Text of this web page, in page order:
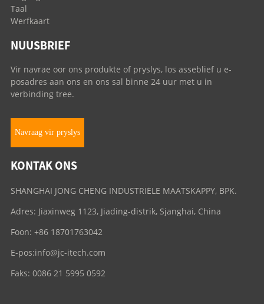
Taal
Werfkaart
NUUSBRIEF
Vir navrae oor ons produkte of pryslys, los asseblief u e-
posadres aan ons en ons sal binne 24 uur met u in
verbinding tree.
Navraag vir pryslys
KONTAK ONS
SHANGHAI JONG CHENG INDUSTRIËLE MAATSKAPPY, BPK.
Adres: Jiaxinweg 1123, Jiading-distrik, Sjanghai, China
Foon: +86 18701763042
E-pos:info@jc-itech.com
Faks: 0086 21 5995 0592